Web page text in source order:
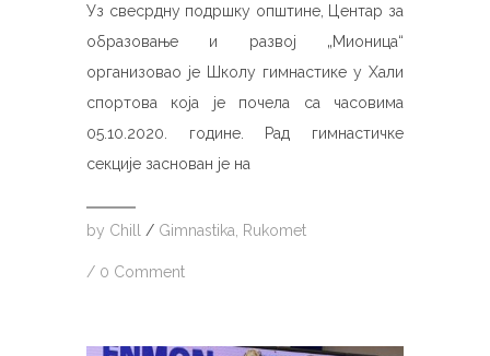
Уз свесрдну подршку општине, Центар за
образовање и развој „Мионица“
организовао је Школу гимнастике у Хали
спортова која је почела са часовима
05.10.2020. године. Рад гимнастичке
секције заснован је на
by Chill / Gimnastika Rukomet
/ 0 Comment